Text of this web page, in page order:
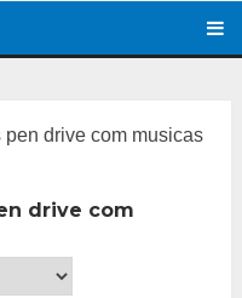
drive com musicas
drive com